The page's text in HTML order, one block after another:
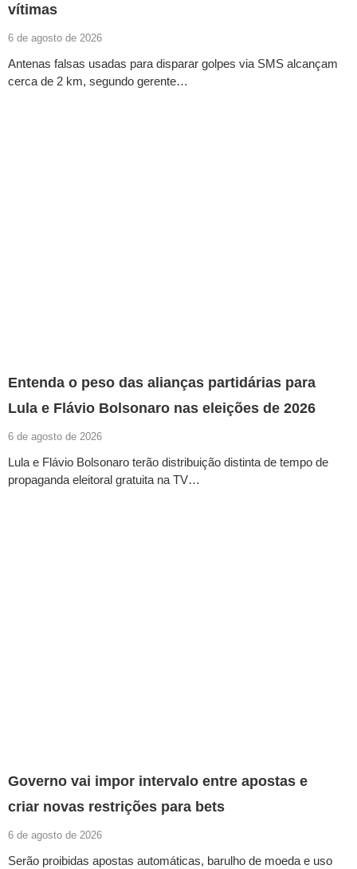
vítimas
6 de agosto de 2026
Antenas falsas usadas para disparar golpes via SMS alcançam
cerca de 2 km, segundo gerente…
Entenda o peso das alianças partidárias para
Lula e Flávio Bolsonaro nas eleições de 2026
6 de agosto de 2026
Lula e Flávio Bolsonaro terão distribuição distinta de tempo de
propaganda eleitoral gratuita na TV…
Governo vai impor intervalo entre apostas e
criar novas restrições para bets
6 de agosto de 2026
Serão proibidas apostas automáticas, barulho de moeda e uso